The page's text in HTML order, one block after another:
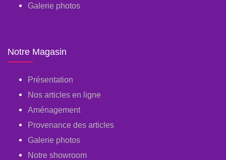
Galerie photos
Notre Magasin
Présentation
Nos articles en ligne
Aménagement
Provenance des articles
Galerie photos
Notre showroom